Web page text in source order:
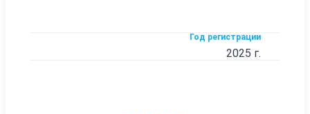
Год регистрации
2025 г.